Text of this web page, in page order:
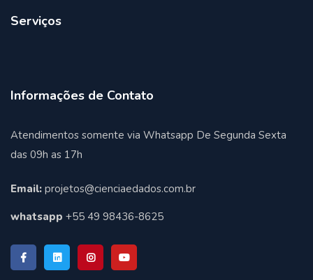
Serviços
Informações de Contato
Atendimentos somente via Whatsapp De Segunda Sexta
das 09h as 17h
Email: projetos@cienciaedados.com.br
whatsapp +55 49 98436-8625